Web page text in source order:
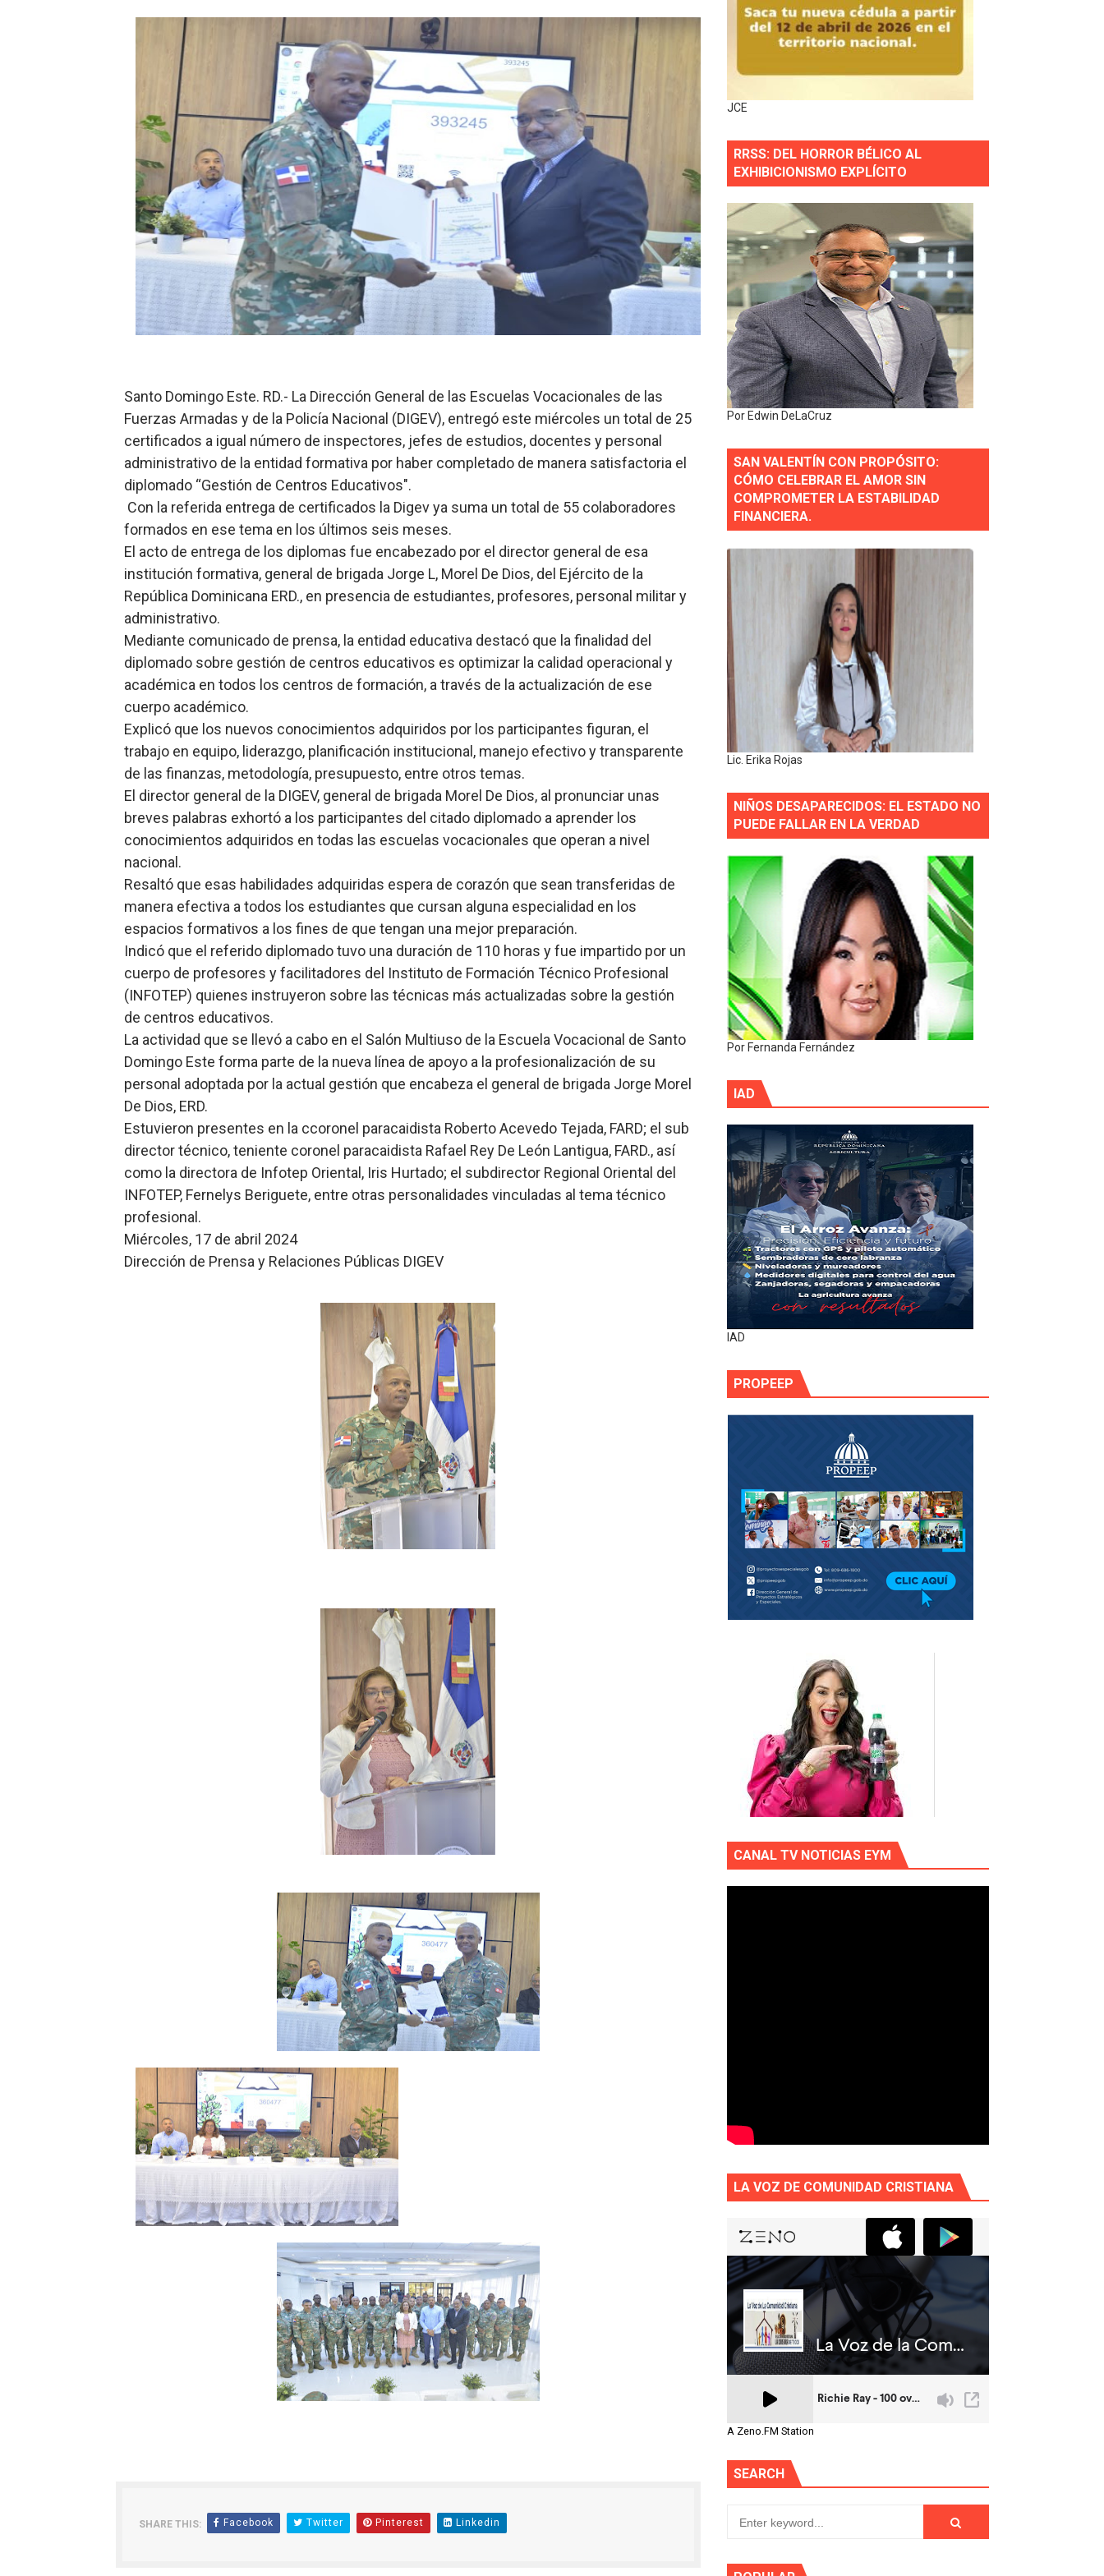
DGPCF: 55 años sembrando desarrollo y fortaleciendo la frontera dominicana
Operativo interagencial frena delitos ambientales y recupera terrenos en zonas protegidas del país
-Propeep y Gestión Presidencial encabezan entrega compensación a comerciantes impactados por la obra vial, en cumplimiento de un
Ministerio de Defensa siembra esperanza y protege el agua mediante Jornada de Reforestación en Manabao
MICM y CECCOM retienen 213,355 galones de combustibles y 46 millones de mercancías en lo que va de año
Bienes Nacionales recauda más de RD 57 millones en segunda subasta pública del año
Residentes en San Juan beneficiados con jornada asistencial de Desarrollo de la Comunidad y Ejército RD
El magistrado Henry Molina decidió no seguir en la Presidencia de la Suprema Corte de Justicia.
​Domingo Plácido critica la situación económica y califica de ineficiente la gestión del gobierno
Comedores Comunitarios de DASAC garantizan alimentación de miles de voluntarios y personal de los XXV Juegos Centroamericanos y del
UNTC inicia ofensiva para recuperar fuerza gremial y fortalecer seccional del Distrito Nacional
PRM escogerá este domingo su nueva cúpula directiva con Abinader a la cabeza
Candidato a presidente del Colegio de Notarios hace llamado a la unidad.
Digecac realizará Primer Festival de Plantas 2026
Santo Domingo Este. RD.- La Dirección General de las Escuelas Vocacionales de las
Fuerzas Armadas y de la Policía Nacional (DIGEV), entregó este miércoles un total de 25
certificados a igual número de inspectores, jefes de estudios, docentes y personal
administrativo de la entidad formativa por haber completado de manera satisfactoria el
diplomado “Gestión de Centros Educativos".
Con la referida entrega de certificados la Digev ya suma un total de 55 colaboradores
formados en ese tema en los últimos seis meses.
El acto de entrega de los diplomas fue encabezado por el director general de esa
institución formativa, general de brigada Jorge L, Morel De Dios, del Ejército de la
República Dominicana ERD., en presencia de estudiantes, profesores, personal militar y
administrativo.
Mediante comunicado de prensa, la entidad educativa destacó que la finalidad del
diplomado sobre gestión de centros educativos es optimizar la calidad operacional y
académica en todos los centros de formación, a través de la actualización de ese
cuerpo académico.
Explicó que los nuevos conocimientos adquiridos por los participantes figuran, el
trabajo en equipo, liderazgo, planificación institucional, manejo efectivo y transparente
de las finanzas, metodología, presupuesto, entre otros temas.
El director general de la DIGEV, general de brigada Morel De Dios, al pronunciar unas
breves palabras exhortó a los participantes del citado diplomado a aprender los
conocimientos adquiridos en todas las escuelas vocacionales que operan a nivel
nacional.
Resaltó que esas habilidades adquiridas espera de corazón que sean transferidas de
manera efectiva a todos los estudiantes que cursan alguna especialidad en los
espacios formativos a los fines de que tengan una mejor preparación.
Indicó que el referido diplomado tuvo una duración de 110 horas y fue impartido por un
cuerpo de profesores y facilitadores del Instituto de Formación Técnico Profesional
(INFOTEP) quienes instruyeron sobre las técnicas más actualizadas sobre la gestión
de centros educativos.
La actividad que se llevó a cabo en el Salón Multiuso de la Escuela Vocacional de Santo
Domingo Este forma parte de la nueva línea de apoyo a la profesionalización de su
personal adoptada por la actual gestión que encabeza el general de brigada Jorge Morel
De Dios, ERD.
Estuvieron presentes en la ccoronel paracaidista Roberto Acevedo Tejada, FARD; el sub
director técnico, teniente coronel paracaidista Rafael Rey De León Lantigua, FARD., así
como la directora de Infotep Oriental, Iris Hurtado; el subdirector Regional Oriental del
INFOTEP, Fernelys Beriguete, entre otras personalidades vinculadas al tema técnico
profesional.
Miércoles, 17 de abril 2024
Dirección de Prensa y Relaciones Públicas DIGEV
SHARE THIS: Facebook Twitter Pinterest Linkedin
JCE
RRSS: DEL HORROR BÉLICO AL
EXHIBICIONISMO EXPLÍCITO
Por Edwin DeLaCruz
SAN VALENTÍN CON PROPÓSITO:
CÓMO CELEBRAR EL AMOR SIN
COMPROMETER LA ESTABILIDAD
FINANCIERA.
Lic. Erika Rojas
NIÑOS DESAPARECIDOS: EL ESTADO NO
PUEDE FALLAR EN LA VERDAD
Por Fernanda Fernández
IAD
IAD
PROPEEP
CANAL TV NOTICIAS EYM
LA VOZ DE COMUNIDAD CRISTIANA
A Zeno.FM Station
SEARCH